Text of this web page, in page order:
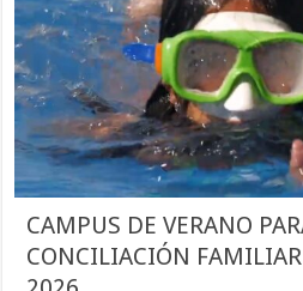
CAMPUS DE VERANO
CONCILIACIÓN